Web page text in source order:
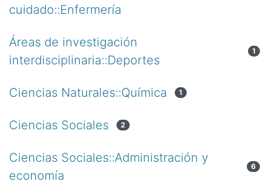
cuidado::Enfermería
Áreas de investigación
interdisciplinaria::Deportes
1
Ciencias Naturales::Química 1
Ciencias Sociales 2
Ciencias Sociales::Administración y
economía
6